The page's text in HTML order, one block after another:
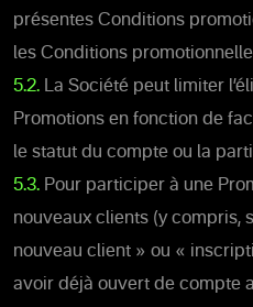
présentes Conditions
les Conditions
5.2. La Société peut limiter
Promotions en fonction de
le statut du compte ou la
5.3. Pour participer à une
nouveaux clients (y compris,
nouveau client » ou «
avoir déjà ouvert de compte